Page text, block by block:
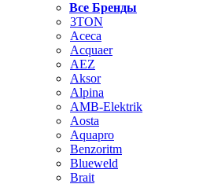
Все Бренды
3TON
Aceca
Acquaer
AEZ
Aksor
Alpina
AMB-Elektrik
Aosta
Aquapro
Benzoritm
Blueweld
Brait